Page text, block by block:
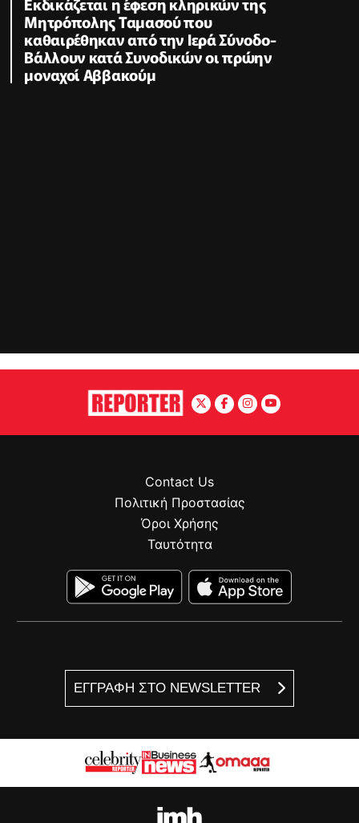
Μητρόπολης Ταμασού που
καθαιρέθηκαν από την Ιερά Σύνοδο-
Βάλλουν κατά Συνοδικών οι πρώην
μοναχοί Αββακούμ
ΕΓΓΡΑΦΗ ΣΤΟ NEWSLETTER
Contact Us
Πολιτική Προστασίας
Όροι Χρήσης
Ταυτότητα